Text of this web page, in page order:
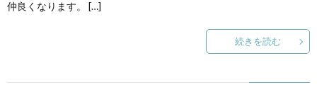
仲良くなります。 […]
続きを読む